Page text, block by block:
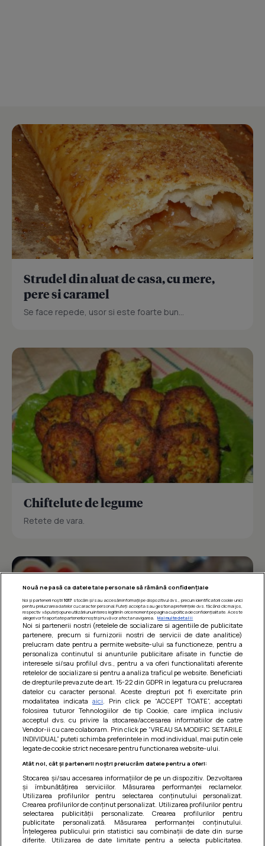
Strudel din aluat de casa, cu mere,
pere si caramel
Se face repede, usor si este foarte bun...
Chiftelute de legume
Retete de vara.
Barcute din vinete cu arpagic rosu
Un deliciu usor de preparat!
Nouă ne pasă ca datele tale personale să rămână confidențiale
Noi și partenerii noștri 1017 stocăm și/sau accesăm informații pe dispozitivul dvs., precum identificatorii cookie unici
pentru prelucrarea datelor cu caracter personal. Puteți accepta sau gestiona preferințele dvs. făcând clic mai jos,
respectiv vă puteți opune utilizării unui interes legitim în orice moment pe pagina cu politica de confidențialitate. Aceste
alegeri vor fi raportate partenerilor noștri și nu vă vor afecta navigarea.
Mai multe detalii
Noi si partenerii nostri (retelele de socializare si agentiile de publicitate
partenere, precum si furnizorii nostri de servicii de date analitice)
prelucram date pentru a permite website-ului sa functioneze, pentru a
personaliza continutul si anunturile publicitare afisate in functie de
interesele si/sau profilul dvs., pentru a va oferi functionalitati aferente
retelelor de socializare si pentru a analiza traficul pe website. Beneficiati
de drepturile prevazute de art. 15-22 din GDPR in legatura cu prelucrarea
datelor cu caracter personal. Aceste drepturi pot fi exercitate prin
modalitatea indicataaici . Prin click pe “ACCEPT TOATE”, acceptati
folosirea tuturor Tehnologiilor de tip Cookie, care implica inclusiv
acceptul dvs. cu privire la stocarea/accesarea informatiilor de catre
Vendor-ii cu care colaboram. Prin click pe “VREAU SA MODIFIC SETARILE
INDIVIDUAL” puteti schimba preferintele in mod individual, mai putin cele
legate de cookie strict necesare pentru functionarea website-ului.
Atât noi, cât și partenerii noștri prelucrăm datele pentru a oferi:
Stocarea și/sau accesarea informațiilor de pe un dispozitiv. Dezvoltarea
și îmbunătățirea serviciilor. Măsurarea performanței reclamelor.
Utilizarea profilurilor pentru selectarea conținutului personalizat.
Crearea profilurilor de conținut personalizat. Utilizarea profilurilor pentru
selectarea publicității personalizate. Crearea profilurilor pentru
publicitate personalizată. Măsurarea performanței conținutului.
Înțelegerea publicului prin statistici sau combinații de date din surse
diferite. Utilizarea de date limitate pentru a selecta publicitatea.